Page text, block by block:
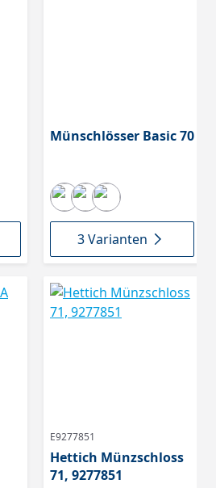
Münschlösser Basic 70
3 Varianten
E9277851
Hettich Münzschloss
71, 9277851